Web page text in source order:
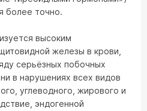
более точно.
высоким
железы в крови,
серьёзных побочных
в нарушениях всех видов
углеводного, жирового и
эндогенной